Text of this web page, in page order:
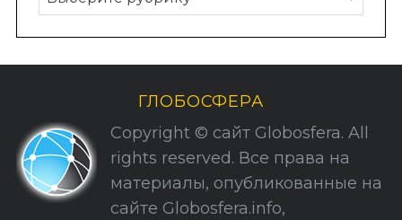
у
б
р
и
С
а
ГЛОБОСФЕРА
Copyright © сайт Globosfera. All
rights reserved. Все права на
материалы, опубликованные на
сайте Globosfera.info,